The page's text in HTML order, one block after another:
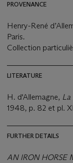
PROVENANCE
Henry-René
Paris.
Collection
LITERATURE
H. d'Allemagne, La
1948, p. 82 et pl.
FURTHER DETAILS
AN IRON HORSE